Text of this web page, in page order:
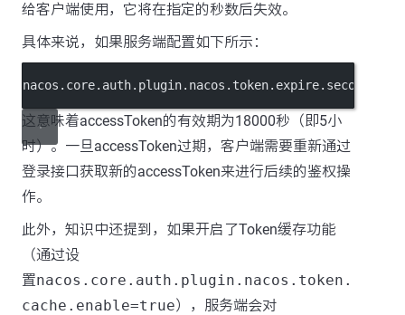
给客户端使用，它将在指定的秒数后失效。
具体来说，如果服务端配置如下所示：
nacos.core.auth.plugin.nacos.token.expire.seconds
这意味着accessToken的有效期为18000秒（即5小
时）。一旦accessToken过期，客户端需要重新通过
登录接口获取新的accessToken来进行后续的鉴权操
作。
此外，知识中还提到，如果开启了Token缓存功能
（通过设
置nacos.core.auth.plugin.nacos.token.
cache.enable=true），服务端会对